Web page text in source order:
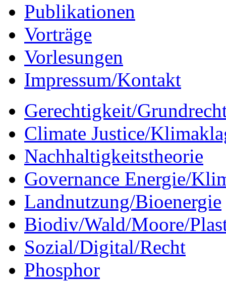
Publikationen
Vorträge
Vorlesungen
Impressum/Kontakt
Gerechtigkeit/
Climate Justice/
Nachhaltigkeitstheorie
Governance Energie/
Landnutzung/Bioenergie
Biodiv/Wald/Moore/
Sozial/Digital/Recht
Phosphor